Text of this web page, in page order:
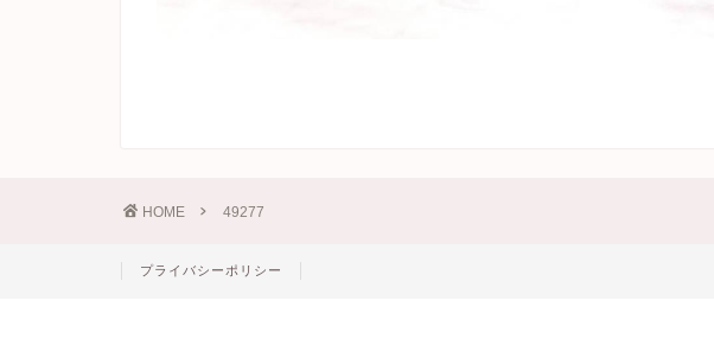
HOME 49277
プライバシーポリシー